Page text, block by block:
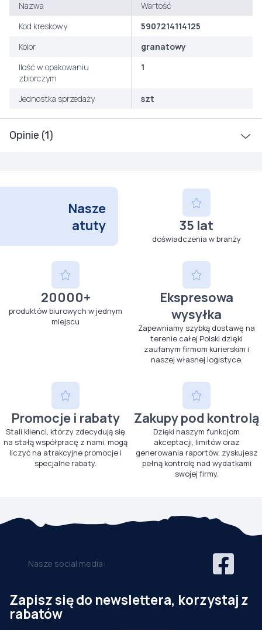
Opinie (1)
Nazwa
Wartość
Kod kreskowy
5907214114125
Kolor
granatowy
Ilość w opakowaniu
zbiorczym
1
Jednostka sprzedaży szt
Nasze
atuty
35 lat
doświadczenia w branży
20000+
produktów biurowych w jednym
miejscu
Ekspresowa
wysyłka
Zapewniamy szybką dostawę na
terenie całej Polski dzięki
zaufanym firmom kurierskim i
naszej własnej logistyce.
Promocje i rabaty
Stali klienci, którzy zdecydują się
na stałą współpracę z nami, mogą
liczyć na atrakcyjne promocje i
specjalne rabaty.
Zakupy pod kontrolą
Dzięki naszym funkcjom
akceptacji, limitów oraz
generowania raportów, zyskujesz
pełną kontrolę nad wydatkami
swojej firmy.
Nasze social media:
Zapisz się do newslettera, korzystaj z
rabatów